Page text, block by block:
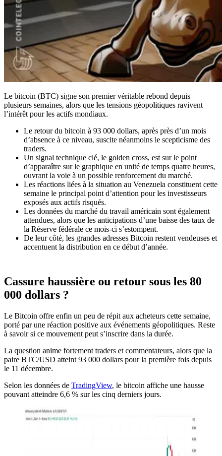
Le bitcoin (BTC) signe son premier véritable rebond depuis
plusieurs semaines, alors que les tensions géopolitiques ravivent
l’intérêt pour les actifs mondiaux.
Le retour du bitcoin à 93 000 dollars, après près d’un mois
d’absence à ce niveau, suscite néanmoins le scepticisme des
traders.
Un signal technique clé, le golden cross, est sur le point
d’apparaître sur le graphique en unité de temps quatre heures,
ouvrant la voie à un possible renforcement du marché.
Les réactions liées à la situation au Venezuela constituent cette
semaine le principal point d’attention pour les investisseurs
exposés aux actifs risqués.
Les données du marché du travail américain sont également
attendues, alors que les anticipations d’une baisse des taux de
la Réserve fédérale ce mois-ci s’estompent.
De leur côté, les grandes adresses Bitcoin restent vendeuses et
accentuent la distribution en ce début d’année.
Cassure haussière ou retour sous les 80
000 dollars ?
Le Bitcoin offre enfin un peu de répit aux acheteurs cette semaine,
porté par une réaction positive aux événements géopolitiques. Reste
à savoir si ce mouvement peut s’inscrire dans la durée.
La question anime fortement traders et commentateurs, alors que la
paire BTC/USD atteint 93 000 dollars pour la première fois depuis
le 11 décembre.
Selon les données de TradingView, le bitcoin affiche une hausse
pouvant atteindre 6,6 % sur les cinq derniers jours.